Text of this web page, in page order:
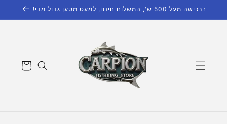
דילוג
ברכישה מעל 500 ש', המשלוח חינם, למעט מטען גדול מדי!
קניות